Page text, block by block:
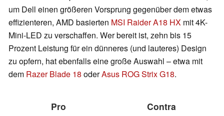
um Dell einen größeren Vorsprung gegenüber dem etwas
effizienteren, AMD basierten MSI Raider A18 HX mit 4K-
Mini-LED zu verschaffen. Wer bereit ist, zehn bis 15
Prozent Leistung für ein dünneres (und lauteres) Design
zu opfern, hat ebenfalls eine große Auswahl – etwa mit
dem Razer Blade 18 oderAsus ROG Strix G18.
Pro Contra